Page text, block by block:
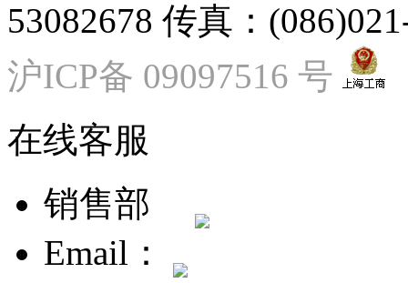
53082678 传真：
沪ICP备 09097516 号
在线客服
销售部
Email：